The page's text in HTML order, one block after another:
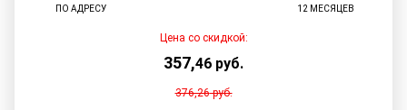
ПО АДРЕСУ
12 МЕСЯЦЕВ
Цена со скидкой:
357,46 руб.
376,26руб.